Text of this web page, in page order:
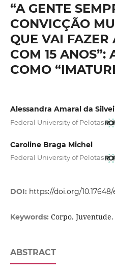
“A GENTE
CONVICÇÃO
QUE VAI FAZER
COM 15 ANOS”:
COMO
Alessandra Amaral da
Federal University of Pelotas
Caroline Braga Michel
Federal University of Pelotas
DOI: https://doi.org/10.17648/
Keywords: Corpo.
ABSTRACT